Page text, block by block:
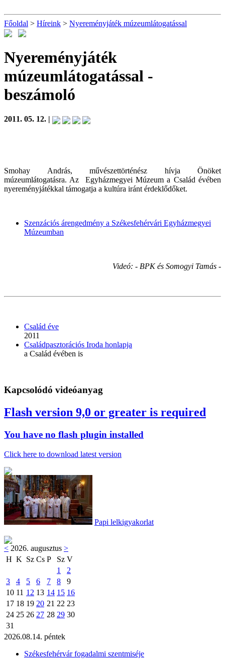
Főoldal > Híreink > Nyereményjáték múzeumlátogatással
Nyereményjáték
múzeumlátogatással -
beszámoló
2011. 05. 12. |
Smohay András, művészettörténész hívja Önöket
múzeumlátogatásra. Az Egyházmegyei Múzeum a Család évében
nyereményjátékkal támogatja a kultúra iránt érdeklődőket.
Szenzációs árengedmény a Székesfehérvári Egyházmegyei
Múzeumban
Videó: - BPK és Somogyi Tamás -
Család éve
2011
Családpasztorációs Iroda honlapja
a Család évében is
Kapcsolódó videóanyag
Flash version 9,0 or greater is required
You have no flash plugin installed
Click here to download latest version
Papi lelkigyakorlat
< 2026. augusztus >
H K Sz Cs P Sz V
1
2
3
4 5 6 7 8
9
10 11 12 13 14 15 16
17 18 19 20 21 22 23
24 25 26 27 28 29 30
31
2026.08.14. péntek
Székesfehérvár fogadalmi szentmiséje